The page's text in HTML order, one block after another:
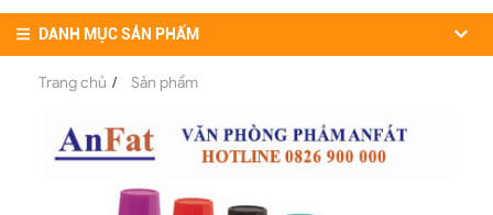
DANH MỤC SẢN PHẨM
Trang chủ / Sản phẩm